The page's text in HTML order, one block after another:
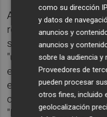
Ante la llegada de la
responsable
su localidad han
"una parte
especial en "los
estaban más
conexión entre
"Eso también es
como su dirección
y datos de
anuncios y
anuncios y
sobre la audiencia
Proveedores de
pueden procesar
otros fines, incluido
geolocalización